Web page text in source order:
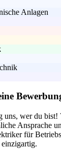
Anlagen
uns, wer du bist!
Ansprache
für